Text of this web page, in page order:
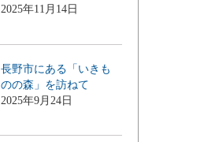
2025年11月14日
長野市にある「いきも
のの森」を訪ねて
2025年9月24日